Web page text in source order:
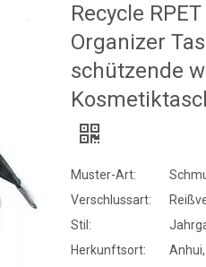
Recycle
Organizer
schützende
Muster-Art:
Verschlussart:
Stil:
Herkunftsort: